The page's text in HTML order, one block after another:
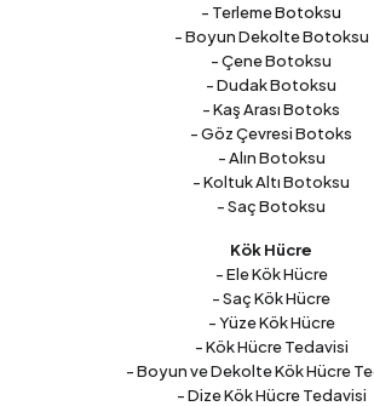
- Terleme Botoksu
- Boyun Dekolte Botoksu
- Çene Botoksu
- Dudak Botoksu
- Kaş Arası Botoks
- Göz Çevresi Botoks
- Alın Botoksu
- Koltuk Altı Botoksu
- Saç Botoksu
Kök Hücre
- Ele Kök Hücre
- Saç Kök Hücre
- Yüze Kök Hücre
- Kök Hücre Tedavisi
- Boyun ve Dekolte Kök Hücre
- Dize Kök Hücre Tedavisi